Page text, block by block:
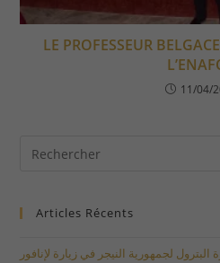
LE PROFESSEUR
11/04/
Articles Récents
لجمهورية النيجر في زيارة لإنافور